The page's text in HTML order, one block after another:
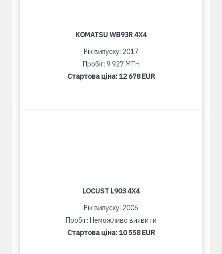
KOMATSU WB93R 4X4
Рік випуску: 2017
Пробіг: 9 927 MTH
Стартова ціна:12 678 EUR
LOCUST L903 4X4
Рік випуску: 2006
Пробіг: Неможливо виявити
Стартова ціна:10 558 EUR